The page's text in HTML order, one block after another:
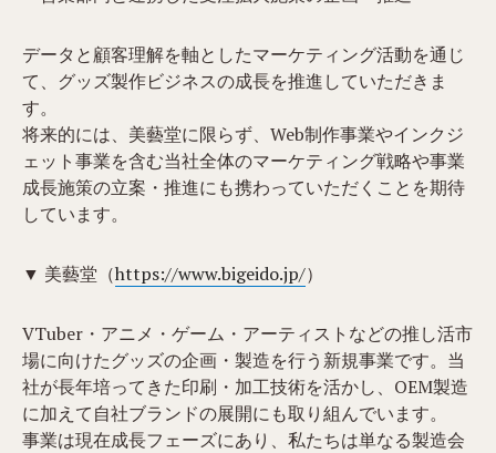
データと顧客理解を軸としたマーケティング活動を通じ
て、グッズ製作ビジネスの成長を推進していただきま
す。
将来的には、美藝堂に限らず、Web制作事業やインクジ
ェット事業を含む当社全体のマーケティング戦略や事業
成長施策の立案・推進にも携わっていただくことを期待
しています。
▼ 美藝堂（https://www.bigeido.jp/）
VTuber・アニメ・ゲーム・アーティストなどの推し活市
場に向けたグッズの企画・製造を行う新規事業です。当
社が長年培ってきた印刷・加工技術を活かし、OEM製造
に加えて自社ブランドの展開にも取り組んでいます。
事業は現在成長フェーズにあり、私たちは単なる製造会